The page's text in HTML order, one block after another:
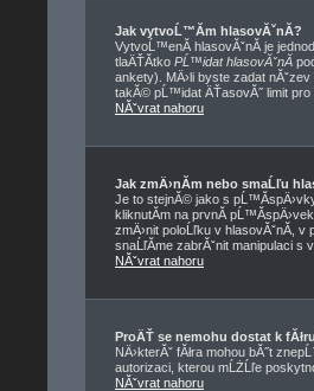
Jak vytvoĹ™Ă­m hlasovĂˇnĂ­?
VytvoĹ™enĂ­ hlasovĂˇnĂ­ je
tlaÄŤĂ­tko PĹ™idat hlasovĂˇnĂ­
ankety). MÄ›li byste zadat
takĂ© pĹ™idat ÄŤasovĂ˝ limit pro
NĂˇvrat nahoru
Jak zmÄ›nĂ­m nebo smaĹľu
Je to stejnĂ© jako s
kliknutĂ­m na prvnĂ­
zmÄ›nit poloĹľku v hlasovĂˇnĂ­,
snaĹľĂ­me zabrĂˇnit manipulaci s
NĂˇvrat nahoru
ProÄŤ se nemohu dostat k
NÄ›kterĂˇ fĂłra mohou bĂ˝t
autorizaci, kterou mĹŻĹľe
NĂˇvrat nahoru